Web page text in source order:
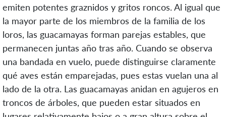
emiten potentes graznidos y gritos roncos. Al igual que
la mayor parte de los miembros de la familia de los
loros, las guacamayas forman parejas estables, que
permanecen juntas año tras año. Cuando se observa
una bandada en vuelo, puede distinguirse claramente
qué aves están emparejadas, pues estas vuelan una al
lado de la otra. Las guacamayas anidan en agujeros en
troncos de árboles, que pueden estar situados en